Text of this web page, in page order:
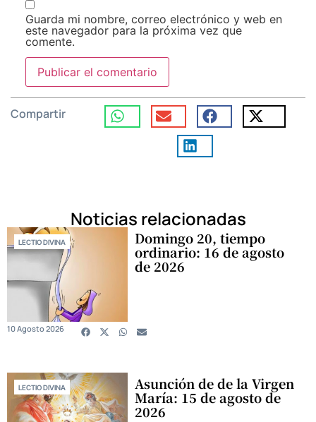
Guarda mi nombre, correo electrónico y web en
este navegador para la próxima vez que
comente.
Compartir
Noticias relacionadas
LECTIO DIVINA Domingo 20, tiempo
ordinario: 16 de agosto
de 2026
10 Agosto 2026
LECTIO DIVINA Asunción de de la Virgen
María: 15 de agosto de
2026